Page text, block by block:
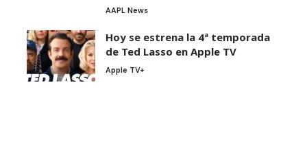
AAPL News
Hoy se estrena la 4ª temporada
de Ted Lasso en Apple TV
Apple TV+